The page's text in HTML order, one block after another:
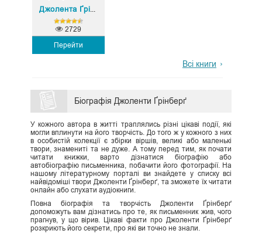
Джолента Ґрінберґ
Перейти
2729
Всі книги
Біографія Джоленти Ґрінберґ
У кожного автора в житті траплялись різні цікаві події, які
могли вплинути на його творчість. До того ж у кожного з них
в особистій колекції є збірки віршів, великі або маленькі
твори, знамениті та не дуже. А тому перед тим, як почати
читати книжки, варто дізнатися біографію або
автобіографію письменника, побачити його фотографії. На
нашому літературному порталі ви знайдете у списку всі
найвідоміші твори Джоленти Ґрінберґ, та зможете їх читати
онлайн або слухати аудіокниги.
Повна біографія та творчість Джоленти Ґрінберґ
допоможуть вам дізнатись про те, як письменник жив, чого
прагнув, у що вірив. Цікаві факти про Джоленти Ґрінберґ
розкриють його секрети, про які ви точно не знали.